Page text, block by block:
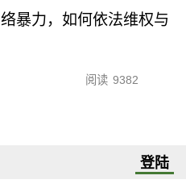
暴力，如何依法维权与
阅读 9382
登陆